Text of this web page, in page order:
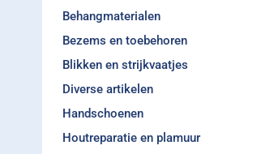
Behangmaterialen
Bezems en toebehoren
Blikken en strijkvaatjes
Diverse artikelen
Handschoenen
Houtreparatie en plamuur